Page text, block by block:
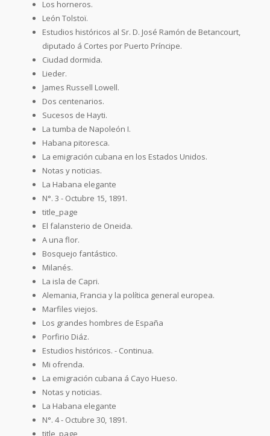
Los horneros.
León Tolstoï.
Estudios históricos al Sr. D. José Ramón de Betancourt,
diputado á Cortes por Puerto Príncipe.
Ciudad dormida.
Lieder.
James Russell Lowell.
Dos centenarios.
Sucesos de Hayti.
La tumba de Napoleón I.
Habana pitoresca.
La emigración cubana en los Estados Unidos.
Notas y noticias.
La Habana elegante
N°. 3 - Octubre 15, 1891.
title_page
El falansterio de Oneida.
A una flor.
Bosquejo fantástico.
Milanés.
La isla de Capri.
Alemania, Francia y la política general europea.
Marfiles viejos.
Los grandes hombres de España
Porfirio Diáz.
Estudios históricos. - Continua.
Mi ofrenda.
La emigración cubana á Cayo Hueso.
Notas y noticias.
La Habana elegante
N°. 4 - Octubre 30, 1891.
title_page